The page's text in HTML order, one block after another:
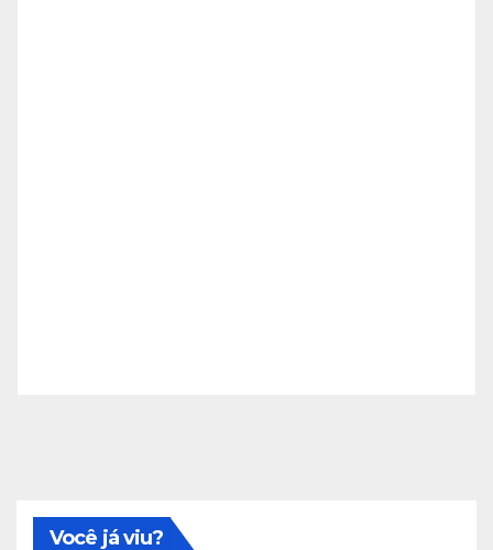
Você já viu?